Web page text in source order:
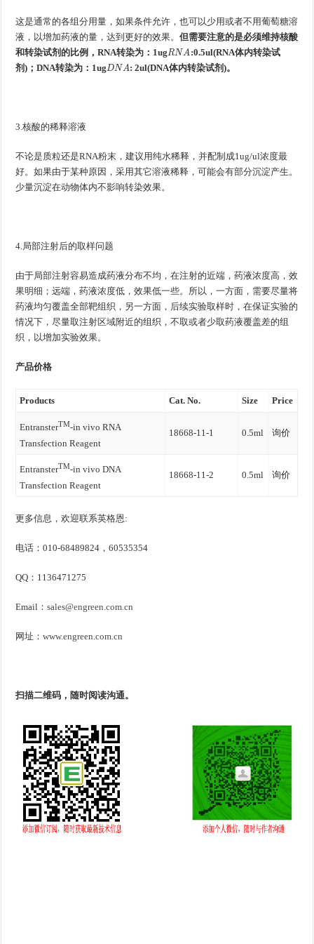
这是通常的各组分用量，如果条件允许，也可以少用或者不用葡萄糖溶
液，以增加药液的量，达到更好的效果。但需要注意的是必须维持核酸
和转染试剂的比例，RNA转染为： 1ugRNA :0.5ul(RNA体内转染试
剂) ；DNA转染为： 1ugDNA : 2ul(DNA体内转染试剂)。
3.核酸的稀释溶液
不论是质粒还是RNA粉末，建议用纯水稀释，并配制成1ug/ul浓度最
好。如果由于某种原因，采用其它溶液稀释，可能会有部分沉淀产生。
少量沉淀在动物体内不影响转染效果。
4.局部注射后的取样问题
由于局部注射容易造成药液分布不均，在注射的近端，药液浓度高，效
果明细；远端，药液浓度低，效果低一些。所以，一方面，需要尽量将
药液均匀覆盖全部靶组织，另一方面，后续实验取样时，在保证实验的
情况下，尽量取注射区域附近的组织，不取或者少取药液覆盖差的组
织，以增加实验效果。
产品价格
Products Cat. No. Size Price
EntransterTM-in vivo RNA
Transfection Reagent
18668-11-1 0.5ml 询价
EntransterTM-in vivo DNA
Transfection Reagent
18668-11-2 0.5ml 询价
更多信息，欢迎联系英格恩:
电话：010-68489824，60535354
QQ：1136471275
Email：sales@engreen.com.cn
网址：www.engreen.com.cn
扫描二维码，随时阅读沟通。